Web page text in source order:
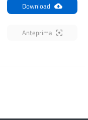
Download
Anteprima